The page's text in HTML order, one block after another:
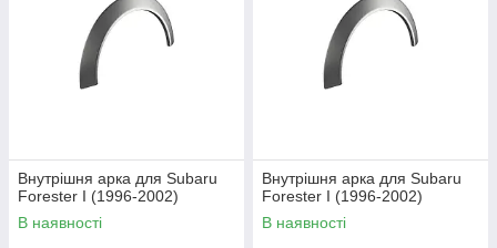
Внутрішня арка для Subaru
Forester I (1996-2002)
В наявності
Внутрішня арка для Subaru
Forester I (1996-2002)
В наявності